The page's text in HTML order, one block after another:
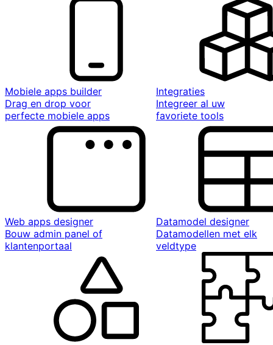
Mobiele apps builder
Drag en drop voor
perfecte mobiele apps
Integraties
Integreer al uw
favoriete tools
Web apps designer
Bouw admin panel of
klantenportaal
Datamodel designer
Datamodellen met elk
veldtype